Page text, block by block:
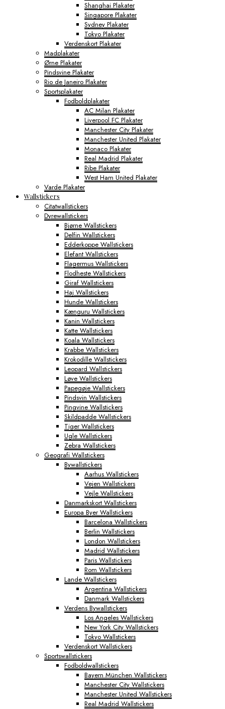
Shanghai Plakater
Singapore Plakater
Sydney Plakater
Tokyo Plakater
Verdenskort Plakater
Madplakater
Ørne Plakater
Pindsvine Plakater
Rio de Janeiro Plakater
Sportsplakater
Fodboldplakater
AC Milan Plakater
Liverpool FC Plakater
Manchester City Plakater
Manchester United Plakater
Monaco Plakater
Real Madrid Plakater
Ribe Plakater
West Ham United Plakater
Varde Plakater
Wallstickers
Citatwallstickers
Dyrewallstickers
Bjørne Wallstickers
Delfin Wallstickers
Edderkoppe Wallstickers
Elefant Wallstickers
Flagermus Wallstickers
Flodheste Wallstickers
Giraf Wallstickers
Haj Wallstickers
Hunde Wallstickers
Kænguru Wallstickers
Kanin Wallstickers
Katte Wallstickers
Koala Wallstickers
Krabbe Wallstickers
Krokodille Wallstickers
Leopard Wallstickers
Løve Wallstickers
Papegøje Wallstickers
Pindsvin Wallstickers
Pingvine Wallstickers
Skildpadde Wallstickers
Tiger Wallstickers
Ugle Wallstickers
Zebra Wallstickers
Geografi Wallstickers
Bywallstickers
Aarhus Wallstickers
Vejen Wallstickers
Vejle Wallstickers
Danmarkskort Wallstickers
Europa Byer Wallstickers
Barcelona Wallstickers
Berlin Wallstickers
London Wallstickers
Madrid Wallstickers
Paris Wallstickers
Rom Wallstickers
Lande Wallstickers
Argentina Wallstickers
Danmark Wallstickers
Verdens Bywallstickers
Los Angeles Wallstickers
New York City Wallstickers
Tokyo Wallstickers
Verdenskort Wallstickers
Sportswallstickers
Fodboldwallstickers
Bayern München Wallstickers
Manchester City Wallstickers
Manchester United Wallstickers
Real Madrid Wallstickers